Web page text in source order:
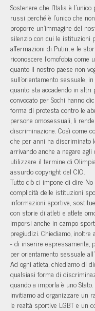
Sostenere che l’Italia è
russi perché è l’unico che
proporre un’immagine del
silenzio con cui le istituzioni
affermazioni di Putin, e le
riconoscere l’omofobia
quanto il nostro paese non
sull’orientamento sessuale,
quanto sta accadendo in altri
convocato per Sochi hanno
forma di protesta contro le
persone omosessuali, li
discriminazione. Così come
che per anni ha discriminato
arrivando anche a negare
utilizzare il termine di
assurdo copyright del CIO.
Tutto ciò ci impone di dire
complicità delle istituzioni
informazioni sportive,
con storie di atleti e atlete
imporsi anche in campo
pregiudizi. Chiediamo,
- di inserire espressamente,
per orientamento sessuale
Ad ogni atleta, chiediamo di
qualsiasi forma di
quando a imporla è uno
invitiamo ad organizzare un
le realtà sportive LGBT e un